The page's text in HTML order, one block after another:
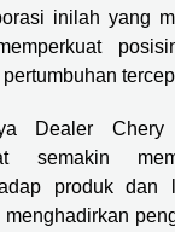
inilah yang
Dealer Chery
semakin
produk dan